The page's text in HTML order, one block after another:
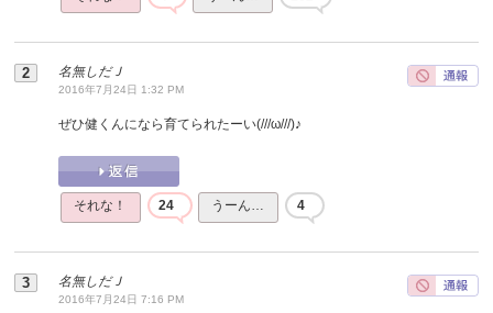
名無しだＪ
2016年7月24日 1:32 PM
ぜひ健くんになら育てられたーい(///ω///)♪
それな！ 24 うーん… 4
名無しだＪ
2016年7月24日 7:16 PM